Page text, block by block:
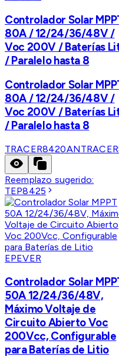
Controlador Solar
80A / 12/24/36/48V /
Voc 200V / Baterías
/ Paralelo hasta 8
Controlador Solar
80A / 12/24/36/48V /
Voc 200V / Baterías
/ Paralelo hasta 8
TRACER8420AN
Reemplazo sugerido:
TEP8425
EPEVER
Controlador Solar
50A 12/24/36/48V,
Máximo Voltaje de
Circuito Abierto Voc
200Vcc, Configurable
para Baterías de Litio